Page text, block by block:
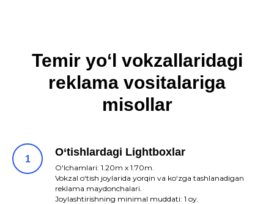
Temir yo‘l vokzallaridagi
reklama vositalariga
misollar
O‘tishlardagi Lightboxlar
O‘lchamlari: 1.20m x 1.70m.
Vokzal o‘tish joylarida yorqin va ko‘zga tashlanadigan
reklama maydonchalari.
Joylashtirishning minimal muddati: 1 oy.